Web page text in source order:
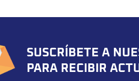
SUSCRÍBETE A
PARA RECIBIR